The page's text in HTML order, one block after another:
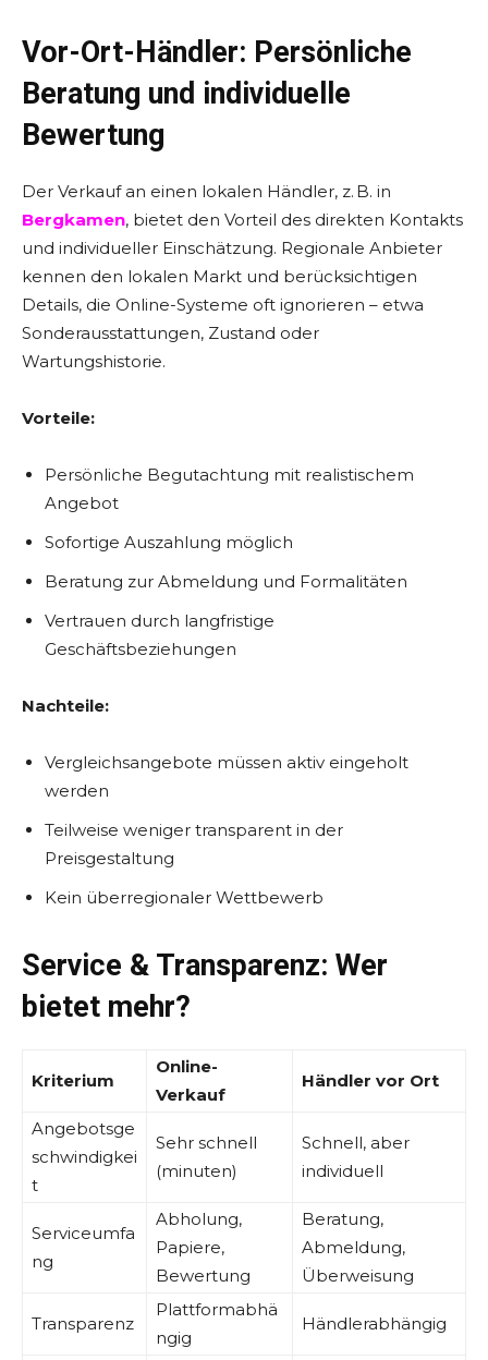
Vor-Ort-Händler: Persönliche
Beratung und individuelle
Bewertung
Der Verkauf an einen lokalen Händler, z. B. in
Bergkamen, bietet den Vorteil des direkten Kontakts
und individueller Einschätzung. Regionale Anbieter
kennen den lokalen Markt und berücksichtigen
Details, die Online-Systeme oft ignorieren – etwa
Sonderausstattungen, Zustand oder
Wartungshistorie.
Vorteile:
Persönliche Begutachtung mit realistischem
Angebot
Sofortige Auszahlung möglich
Beratung zur Abmeldung und Formalitäten
Vertrauen durch langfristige
Geschäftsbeziehungen
Nachteile:
Vergleichsangebote müssen aktiv eingeholt
werden
Teilweise weniger transparent in der
Preisgestaltung
Kein überregionaler Wettbewerb
Service & Transparenz: Wer
bietet mehr?
Kriterium
Online-
Verkauf
Händler vor Ort
Angebotsge
schwindigkei
t
Sehr schnell
(minuten)
Schnell, aber
individuell
Serviceumfa
ng
Abholung,
Papiere,
Bewertung
Beratung,
Abmeldung,
Überweisung
Transparenz
Plattformabhä
ngig
Händlerabhängig